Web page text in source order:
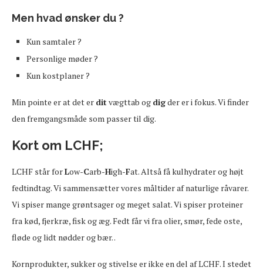
Men hvad ønsker du ?
Kun samtaler ?
Personlige møder ?
Kun kostplaner ?
Min pointe er at det er dit vægttab og digder er i fokus. Vi finder
den fremgangsmåde som passer til dig.
Kort om LCHF;
LCHF står forLow-Carb-High-Fat. Altså få kulhydrater og højt
fedtindtag. Vi sammensætter vores måltider af naturlige råvarer.
Vi spiser mange grøntsager og meget salat. Vi spiser proteiner
fra kød, fjerkræ, fisk og æg. Fedt får vi fra olier, smør, fede oste,
fløde og lidt nødder og bær. .
Kornprodukter, sukker og stivelse er ikke en del af LCHF. I stedet